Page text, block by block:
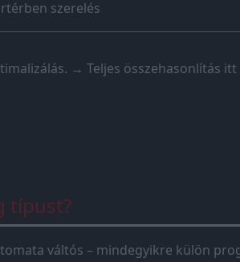
szerelés
→ Teljes összehasonlítás itt
típust?
váltós – mindegyikre külön